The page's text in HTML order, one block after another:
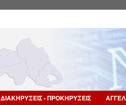
ΔΙΑΚΗΡΥΞΕΙΣ - ΠΡΟΚΗΡΥΞΕΙΣ